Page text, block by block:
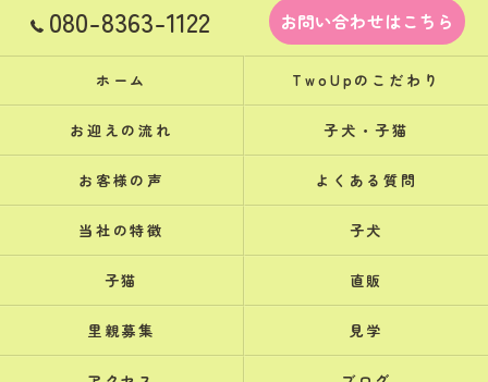
080-8363-1122 お問い合わせはこちら
ホーム TwoUpのこだわり
お迎えの流れ 子犬・子猫
お客様の声 よくある質問
当社の特徴 子犬
子猫 直販
里親募集 見学